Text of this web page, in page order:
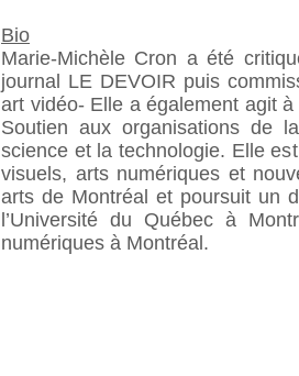
Bio
Marie-Michèle Cron a été
journal LE DEVOIR puis
art vidéo- Elle a également agit
Soutien aux organisations de
science et la technologie. Elle
visuels, arts numériques et
arts de Montréal et poursuit un
l’Université du Québec à
numériques à Montréal.